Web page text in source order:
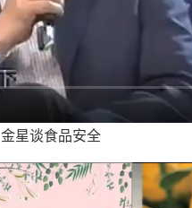
金星谈食品安全